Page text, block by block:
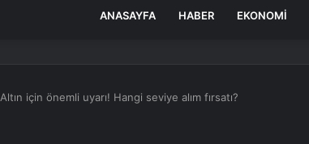
ANASAYFA HABER EKONOMI
Altın için önemli uyarı! Hangi seviye alım fırsatı?